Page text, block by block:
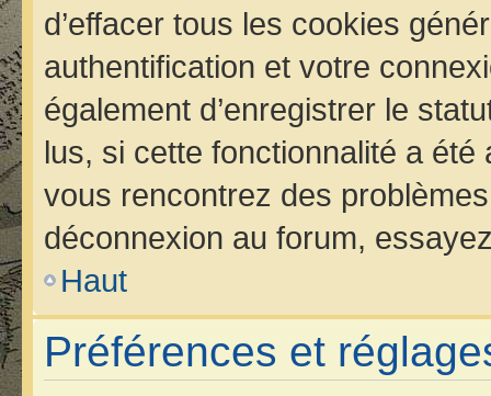
d’effacer tous les cookies
authentification et votre
également d’enregistrer le
lus, si cette fonctionnalité a
vous rencontrez des
déconnexion au forum,
Haut
Préférences et